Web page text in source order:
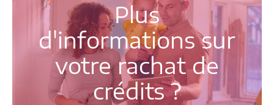
Plus
d'informations sur
votre rachat de
crédits ?